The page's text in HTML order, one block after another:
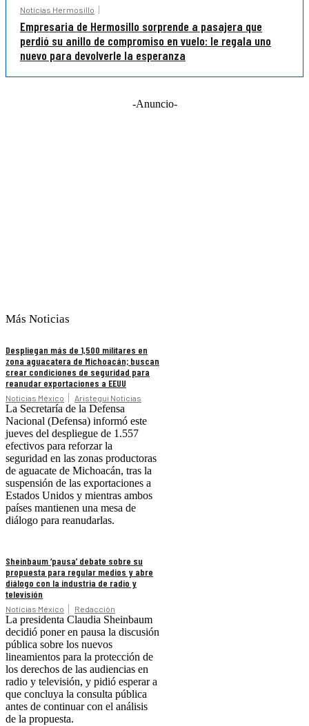
Noticias Hermosillo
Empresaria de Hermosillo sorprende a pasajera que
perdió su anillo de compromiso en vuelo: le regala uno
nuevo para devolverle la esperanza
-Anuncio-
Más Noticias
Despliegan más de 1,500 militares en
zona aguacatera de Michoacán; buscan
crear condiciones de seguridad para
reanudar exportaciones a EEUU
Noticias México Aristegui Noticias
La Secretaría de la Defensa
Nacional (Defensa) informó este
jueves del despliegue de 1.557
efectivos para reforzar la
seguridad en las zonas productoras
de aguacate de Michoacán, tras la
suspensión de las exportaciones a
Estados Unidos y mientras ambos
países mantienen una mesa de
diálogo para reanudarlas.
Sheinbaum ‘pausa’ debate sobre su
propuesta para regular medios y abre
diálogo con la industria de radio y
televisión
Noticias México Redacción
La presidenta Claudia Sheinbaum
decidió poner en pausa la discusión
pública sobre los nuevos
lineamientos para la protección de
los derechos de las audiencias en
radio y televisión, y pidió esperar a
que concluya la consulta pública
antes de continuar con el análisis
de la propuesta.